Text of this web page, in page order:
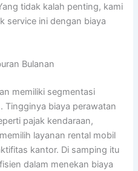
tidak kalah penting, kami
service ini dengan biaya
Bulanan
memiliki segmentasi
Tingginya biaya perawatan
pajak kendaraan,
layanan rental mobil
kantor. Di samping itu
dalam menekan biaya